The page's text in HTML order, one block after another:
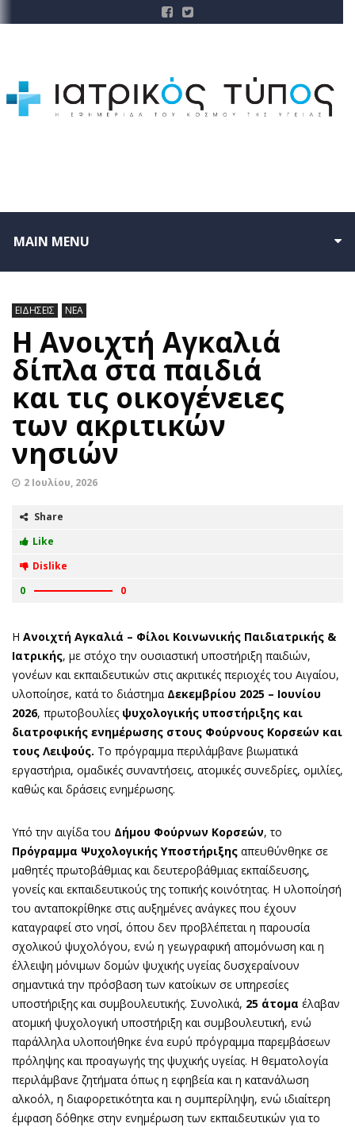
MAIN MENU
ΕΙΔΗΣΕΙΣ ΝΕΑ
Η Ανοιχτή Αγκαλιά
δίπλα στα παιδιά
και τις οικογένειες
των ακριτικών
νησιών
2 Ιουλίου, 2026
Share
Like
Dislike
0
0
Η Ανοιχτή Αγκαλιά – Φίλοι Κοινωνικής Παιδιατρικής &
Ιατρικής, με στόχο την ουσιαστική υποστήριξη παιδιών,
γονέων και εκπαιδευτικών στις ακριτικές περιοχές του Αιγαίου,
υλοποίησε, κατά το διάστημα Δεκεμβρίου 2025 – Ιουνίου
2026, πρωτοβουλίες ψυχολογικής υποστήριξης και
διατροφικής ενημέρωσης στους Φούρνους Κορσεών και
τους Λειψούς. Το πρόγραμμα περιλάμβανε βιωματικά
εργαστήρια, ομαδικές συναντήσεις, ατομικές συνεδρίες, ομιλίες,
καθώς και δράσεις ενημέρωσης.
Υπό την αιγίδα του Δήμου Φούρνων Κορσεών, το
Πρόγραμμα Ψυχολογικής Υποστήριξης απευθύνθηκε σε
μαθητές πρωτοβάθμιας και δευτεροβάθμιας εκπαίδευσης,
γονείς και εκπαιδευτικούς της τοπικής κοινότητας. Η υλοποίησή
του ανταποκρίθηκε στις αυξημένες ανάγκες που έχουν
καταγραφεί στο νησί, όπου δεν προβλέπεται η παρουσία
σχολικού ψυχολόγου, ενώ η γεωγραφική απομόνωση και η
έλλειψη μόνιμων δομών ψυχικής υγείας δυσχεραίνουν
σημαντικά την πρόσβαση των κατοίκων σε υπηρεσίες
υποστήριξης και συμβουλευτικής. Συνολικά, 25 άτομα έλαβαν
ατομική ψυχολογική υποστήριξη και συμβουλευτική, ενώ
παράλληλα υλοποιήθηκε ένα ευρύ πρόγραμμα παρεμβάσεων
πρόληψης και προαγωγής της ψυχικής υγείας. Η θεματολογία
περιλάμβανε ζητήματα όπως η εφηβεία και η κατανάλωση
αλκοόλ, η διαφορετικότητα και η συμπερίληψη, ενώ ιδιαίτερη
έμφαση δόθηκε στην ενημέρωση των εκπαιδευτικών για το